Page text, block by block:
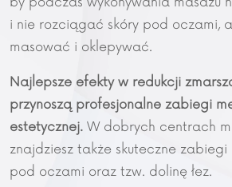
i nie rozciągać skóry pod oczami,
masować i oklepywać.
Najlepsze efekty w redukcji
przynoszą profesjonalne zabiegi
estetycznej. W dobrych centrach
znajdziesz także skuteczne
pod oczami oraz tzw. dolinę łez.